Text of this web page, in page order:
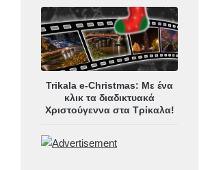
Trikala e-Christmas: Με ένα
κλικ τα διαδικτυακά
Χριστούγεννα στα Τρίκαλα!